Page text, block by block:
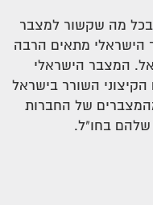
בכל מה שקשור למצבר
הישראלי מתאים הרבה
המצבר הישראלי
השורר בישראל
של החברות
שלהם בחו"ל.